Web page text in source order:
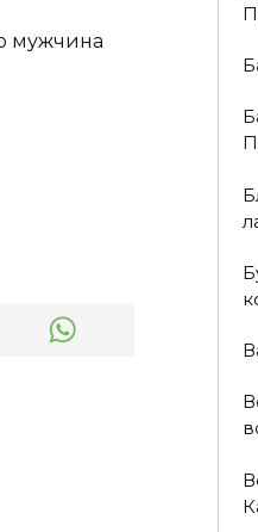
мужчина